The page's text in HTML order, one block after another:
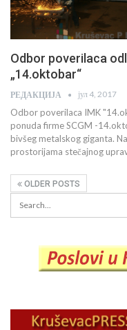
Odbor poverilaca
„14.oktobar“
РЕДАКЦИЈА јул 4, 2017
Odbor poverilaca IMK
ponuda firme SCGM -
bivšeg metalskog giganta.
prostorijama stečajnog
OLDER POSTS